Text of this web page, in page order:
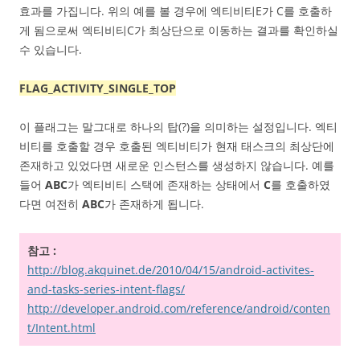
효과를 가집니다. 위의 예를 볼 경우에 엑티비티E가 C를 호출하
게 됨으로써 엑티비티C가 최상단으로 이동하는 결과를 확인하실
수 있습니다.
FLAG_ACTIVITY_SINGLE_TOP
이 플래그는 말그대로 하나의 탑(?)을 의미하는 설정입니다. 엑티
비티를 호출할 경우 호출된 엑티비티가 현재 태스크의 최상단에
존재하고 있었다면 새로운 인스턴스를 생성하지 않습니다. 예를
들어 ABC가 엑티비티 스택에 존재하는 상태에서 C를 호출하였
다면 여전히 ABC가 존재하게 됩니다.
참고 :
http://blog.akquinet.de/2010/04/15/android-activites-
and-tasks-series-intent-flags/
http://developer.android.com/reference/android/conten
t/Intent.html